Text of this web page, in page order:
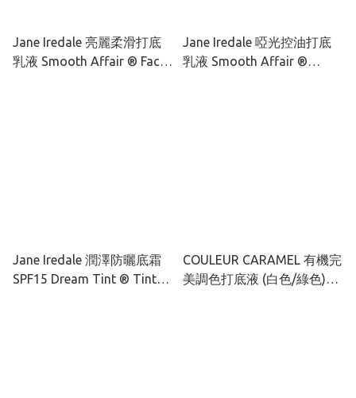
Jane Iredale 亮麗柔滑打底
乳液 Smooth Affair ® Facial
Jane Iredale 啞光控油打底
乳液 Smooth Affair ®
Jane Iredale 潤澤防曬底霜
SPF15 Dream Tint ® Tinted
COULEUR CARAMEL 有機完
美調色打底液 (白色/綠色)